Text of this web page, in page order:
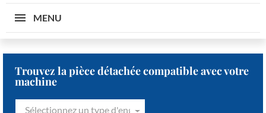
MENU
Trouvez la pièce détachée compatible avec votre
machine
Sélectionnez un type d'engin